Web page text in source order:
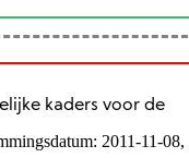
kaders voor de
2011-11-08,